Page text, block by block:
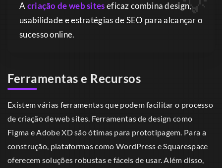
Acriação de web siteseficaz combina design,
usabilidade e estratégias de SEO para alcançar o
sucesso online.
Ferramentas e Recursos
Existem várias ferramentas que podem facilitar o processo
de criação de web sites. Ferramentas de design como
Figma e Adobe XD são ótimas para prototipagem. Para a
construção, plataformas como WordPress e Squarespace
oferecem soluções robustas e fáceis de usar. Além disso,